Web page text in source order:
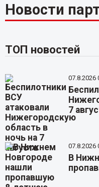
Новости
ТОП новостей
07.8.2026
7
07.8.2026
В